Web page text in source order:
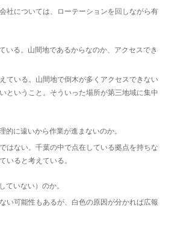
社については、ローテーションを回しながら有
いる。山間地であるからなのか、アクセスでき
ている。山間地で倒木が多くアクセスできない
ということ。そういった場所が第三地域に集中
的に遠いから作業が進まないのか。
はない。千葉の中で点在している拠点を持ちな
いると考えている。
ていない）のか。
い可能性もあるが、白色の原因が分かれば広報